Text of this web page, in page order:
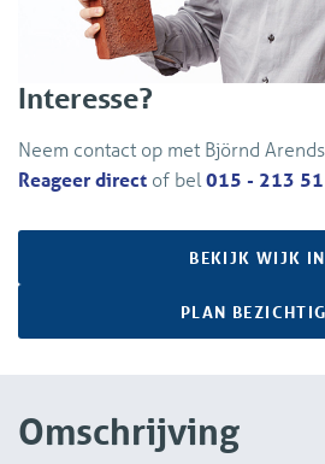
Interesse?
Neem contact op met Björnd
Reageer direct of bel 015 - 213
BEKIJK WIJK
PLAN
Omschrijving